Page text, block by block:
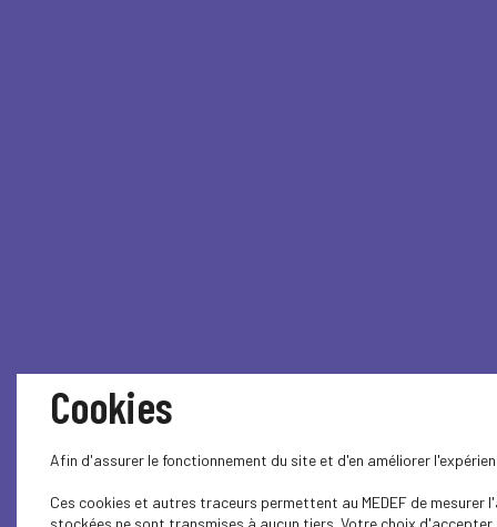
Cookies
Afin d'assurer le fonctionnement du site et d'en améliorer
Ces cookies et autres traceurs permettent au MEDEF de
stockées ne sont transmises à aucun tiers. Votre choix